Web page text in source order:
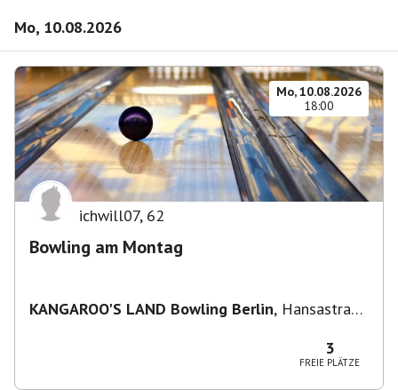
Mo, 10.08.2026
Mo, 10.08.2026
18:00
ichwill07, 62
Bowling am Montag
KANGAROO'S LAND Bowling Berlin, Hansastraße
3
FREIE PLÄTZE